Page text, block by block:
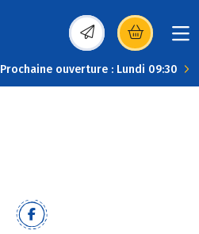
(s’ouvre dans une
Prochaine ouverture : Lundi 09:30